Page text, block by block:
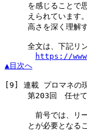
を感じることで思考
えられています。今
高さを深く理解す
全文は、下記リン
https://
▲目次へ
[9]
連載 プロマネの
第203回　任せて
前号では、リーダ
とが必要となること